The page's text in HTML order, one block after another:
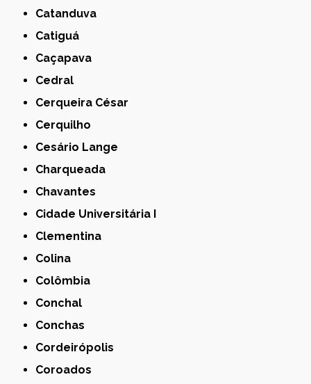
Catanduva
Catiguá
Caçapava
Cedral
Cerqueira César
Cerquilho
Cesário Lange
Charqueada
Chavantes
Cidade Universitária I
Clementina
Colina
Colômbia
Conchal
Conchas
Cordeirópolis
Coroados